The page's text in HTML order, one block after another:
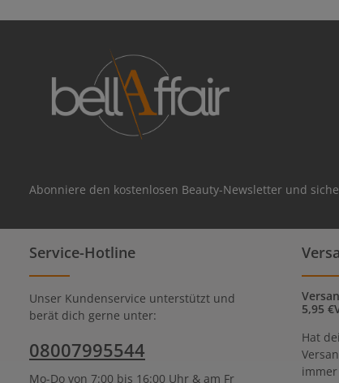
Abonniere den kostenlosen Beauty-Newsletter und
Service-Hotline
Unser Kundenservice unterstützt und
berät dich gerne unter:
08007995544
Mo-Do von 7:00 bis 16:00 Uhr & am Fr
5,95
Hat